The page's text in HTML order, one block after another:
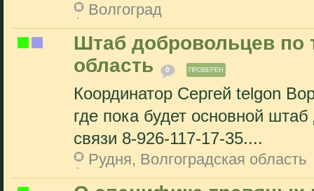
Волгоград
Штаб добровольцев по
область
0 ПРОВЕРЕН
Координатор Сергей telgon
где пока будет основной
связи 8-926-117-17-35....
Рудня, Волгоградская область